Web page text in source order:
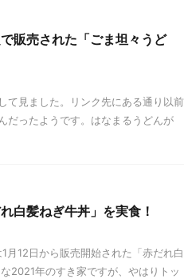
販売された「ごま坦々うど
て見ました。リンク先にある通り以前
だったようです。はなまるうどんが
白髪ねぎ牛丼」を実食！
12日から販売開始された「赤だれ白
2021年のすき家ですが、やはりトッ